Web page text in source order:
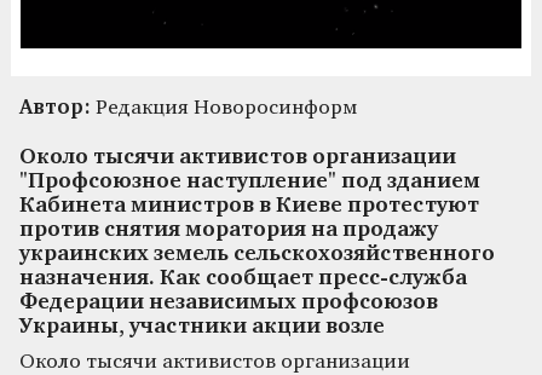
Автор: Редакция Новоросинформ
Около тысячи активистов организации
"Профсоюзное наступление" под зданием
Кабинета министров в Киеве протестуют
против снятия моратория на продажу
украинских земель сельскохозяйственного
назначения. Как сообщает пресс-служба
Федерации независимых профсоюзов
Украины, участники акции возле
Около тысячи активистов организации